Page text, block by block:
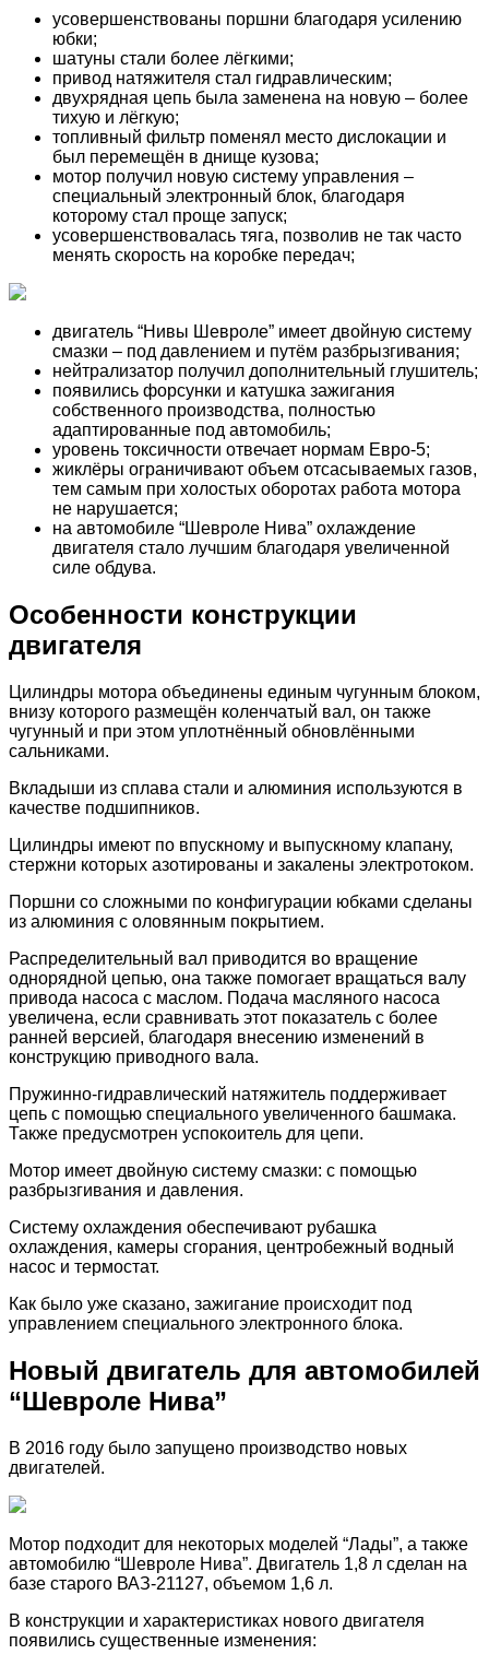
усовершенствованы поршни благодаря усилению
юбки;
шатуны стали более лёгкими;
привод натяжителя стал гидравлическим;
двухрядная цепь была заменена на новую – более
тихую и лёгкую;
топливный фильтр поменял место дислокации и
был перемещён в днище кузова;
мотор получил новую систему управления –
специальный электронный блок, благодаря
которому стал проще запуск;
усовершенствовалась тяга, позволив не так часто
менять скорость на коробке передач;
двигатель “Нивы Шевроле” имеет двойную систему
смазки – под давлением и путём разбрызгивания;
нейтрализатор получил дополнительный глушитель;
появились форсунки и катушка зажигания
собственного производства, полностью
адаптированные под автомобиль;
уровень токсичности отвечает нормам Евро-5;
жиклёры ограничивают объем отсасываемых газов,
тем самым при холостых оборотах работа мотора
не нарушается;
на автомобиле “Шевроле Нива” охлаждение
двигателя стало лучшим благодаря увеличенной
силе обдува.
Особенности конструкции
двигателя
Цилиндры мотора объединены единым чугунным блоком,
внизу которого размещён коленчатый вал, он также
чугунный и при этом уплотнённый обновлёнными
сальниками.
Вкладыши из сплава стали и алюминия используются в
качестве подшипников.
Цилиндры имеют по впускному и выпускному клапану,
стержни которых азотированы и закалены электротоком.
Поршни со сложными по конфигурации юбками сделаны
из алюминия с оловянным покрытием.
Распределительный вал приводится во вращение
однорядной цепью, она также помогает вращаться валу
привода насоса с маслом. Подача масляного насоса
увеличена, если сравнивать этот показатель с более
ранней версией, благодаря внесению изменений в
конструкцию приводного вала.
Пружинно-гидравлический натяжитель поддерживает
цепь с помощью специального увеличенного башмака.
Также предусмотрен успокоитель для цепи.
Мотор имеет двойную систему смазки: с помощью
разбрызгивания и давления.
Систему охлаждения обеспечивают рубашка
охлаждения, камеры сгорания, центробежный водный
насос и термостат.
Как было уже сказано, зажигание происходит под
управлением специального электронного блока.
Новый двигатель для автомобилей
“Шевроле Нива”
В 2016 году было запущено производство новых
двигателей.
Мотор подходит для некоторых моделей “Лады”, а также
автомобилю “Шевроле Нива”. Двигатель 1,8 л сделан на
базе старого ВАЗ-21127, объемом 1,6 л.
В конструкции и характеристиках нового двигателя
появились существенные изменения: